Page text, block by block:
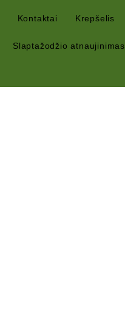
Kontaktai Krepšelis
Slaptažodžio atnaujinimas